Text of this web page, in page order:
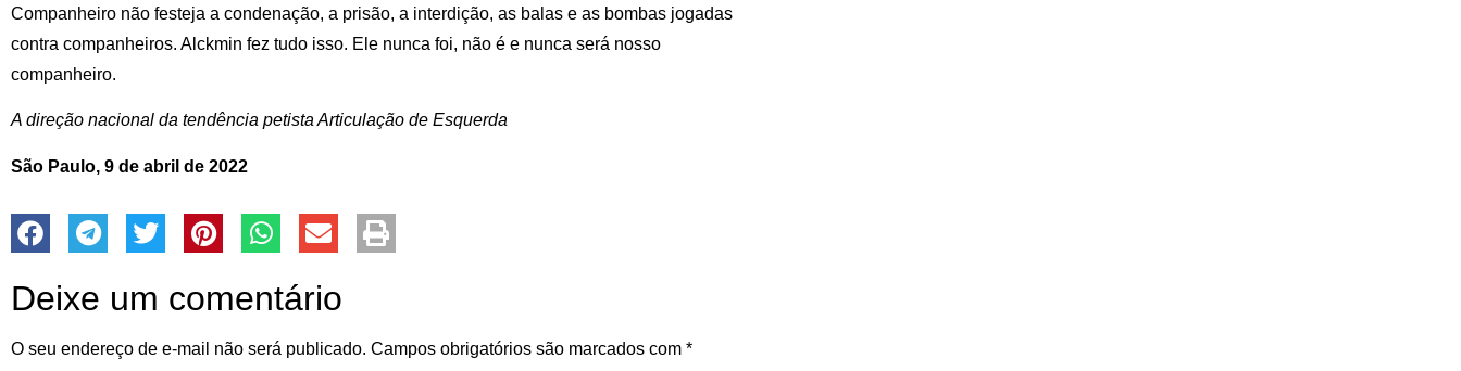
Companheiro não festeja a condenação, a prisão, a interdição, as balas e as bombas jogadas
contra companheiros. Alckmin fez tudo isso. Ele nunca foi, não é e nunca será nosso
companheiro.
A direção nacional da tendência petista Articulação de Esquerda
São Paulo, 9 de abril de 2022
Deixe um comentário
O seu endereço de e-mail não será publicado. Campos obrigatórios são marcados com *